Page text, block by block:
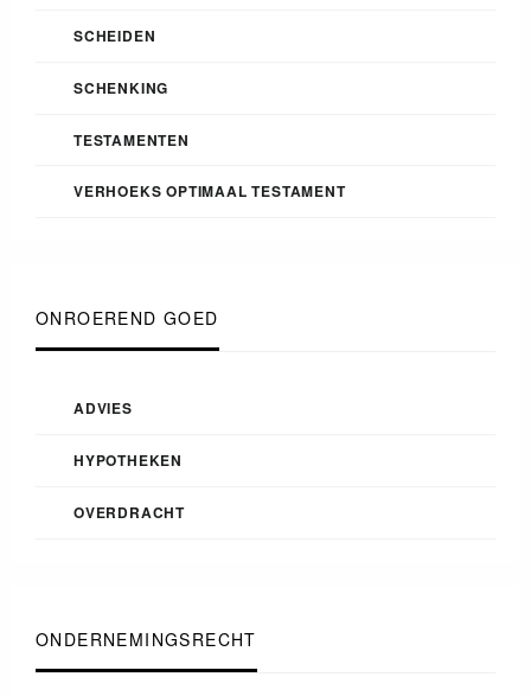
SCHEIDEN
SCHENKING
TESTAMENTEN
VERHOEKS OPTIMAAL TESTAMENT
ONROEREND GOED
ADVIES
HYPOTHEKEN
OVERDRACHT
ONDERNEMINGSRECHT